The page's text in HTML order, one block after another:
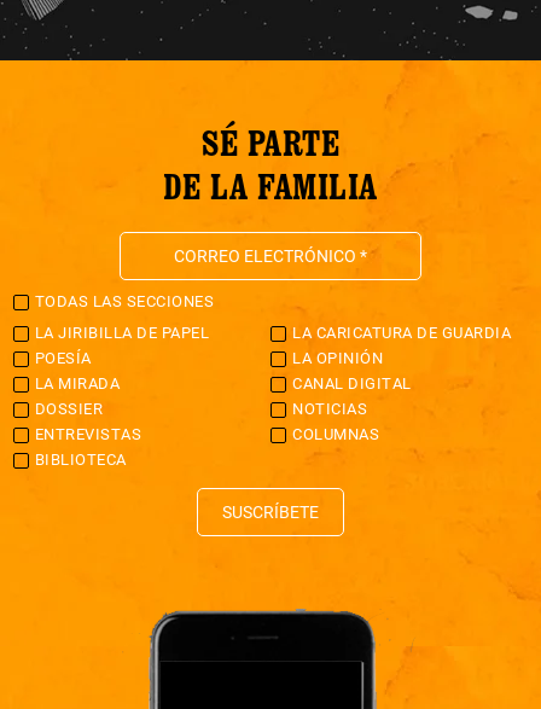
SÉ PARTE
DE LA FAMILIA
TODAS LAS SECCIONES
LA JIRIBILLA DE PAPEL
LA CARICATURA DE GUARDIA
POESÍA
LA OPINIÓN
LA MIRADA
CANAL DIGITAL
DOSSIER
NOTICIAS
ENTREVISTAS
COLUMNAS
BIBLIOTECA
SUSCRÍBETE